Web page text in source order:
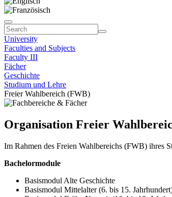
University
Faculties and Subjects
Faculty III
Fächer
Geschichte
Studium und Lehre
Freier Wahlbereich (FWB)
Organisation Freier
Im Rahmen des Freien Wahlbereichs (FWB) ihres
Bachelormodule
Basismodul Alte Geschichte
Basismodul Mittelalter (6. bis 15.